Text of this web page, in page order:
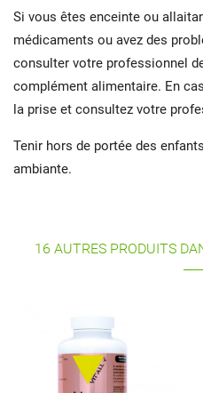
Si vous êtes enceinte ou
médicaments ou avez des
consulter votre professionnel
complément alimentaire. En
la prise et consultez votre
Tenir hors de portée des
ambiante.
16 AUTRES PRODUITS